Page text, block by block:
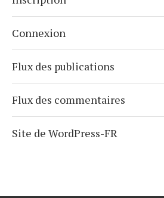
Connexion
Flux des publications
Flux des commentaires
Site de WordPress-FR